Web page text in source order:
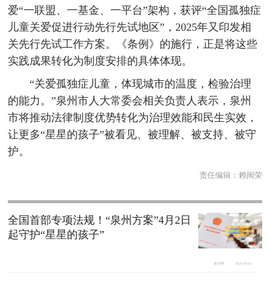
爱“一联盟、一基金、一平台”架构，获评“全国孤独症
儿童关爱促进行动先行先试地区”，2025年又印发相
关先行先试工作方案。《条例》的施行，正是将这些
实践成果转化为制度安排的具体体现。
“关爱孤独症儿童，体现城市的温度，检验治理
的能力。”泉州市人大常委会相关负责人表示，泉州
市将推动法律制度优势转化为治理效能和民生实效，
让更多“星星的孩子”被看见、被理解、被支持、被守
护。
责任编辑： 赖闽荣
全国首部专项法规！“泉州方案”4月2日
起守护“星星的孩子”
泉州网 2026-04-01